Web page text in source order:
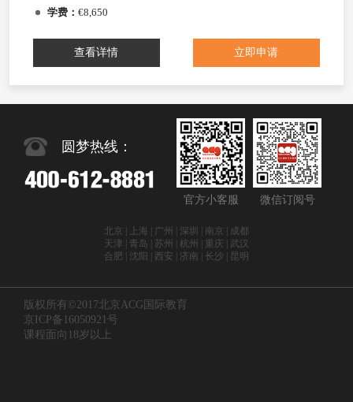
学费： €8,650
查看详情 立即申请
圆梦热线：
官方小客服 微信订阅号
北京 | 上海 | 广州 | 深圳 | 南京 | 成都
天津 | 青岛 | 苏州 | 杭州 | 重庆 | 武汉
合肥 | 沈阳 | 西安 | 济南 | 长沙 | 昆明
版权所有©2017北京ACG国际教育
京ICP备16050921号
课程面向18岁以上